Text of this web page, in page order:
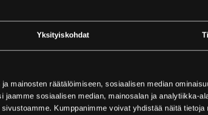
Yksityiskohdat
mainosten räätälöimiseen, sosiaalisen median
jaamme sosiaalisen median, mainosalan ja analytiikka-
Kumppanimme voivat yhdistää näitä tietoja
osaksi työntekoa.